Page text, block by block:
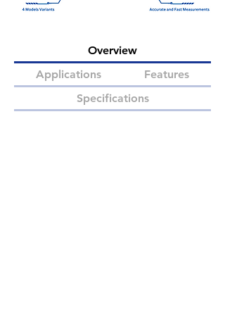
Overview
Applications
Features
Specifications